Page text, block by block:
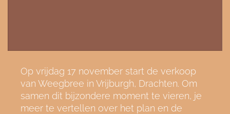
Op vrijdag 17 november start de verkoop
van Weegbree in Vrijburgh, Drachten. Om
samen dit bijzondere moment te vieren, je
meer te vertellen over het plan en de